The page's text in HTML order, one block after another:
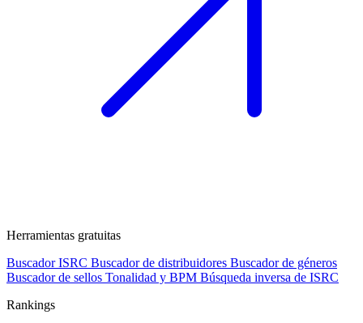
Herramientas gratuitas
Buscador ISRC Buscador de distribuidores Buscador de géneros
Buscador de sellos Tonalidad y BPM Búsqueda inversa de ISRC
Rankings